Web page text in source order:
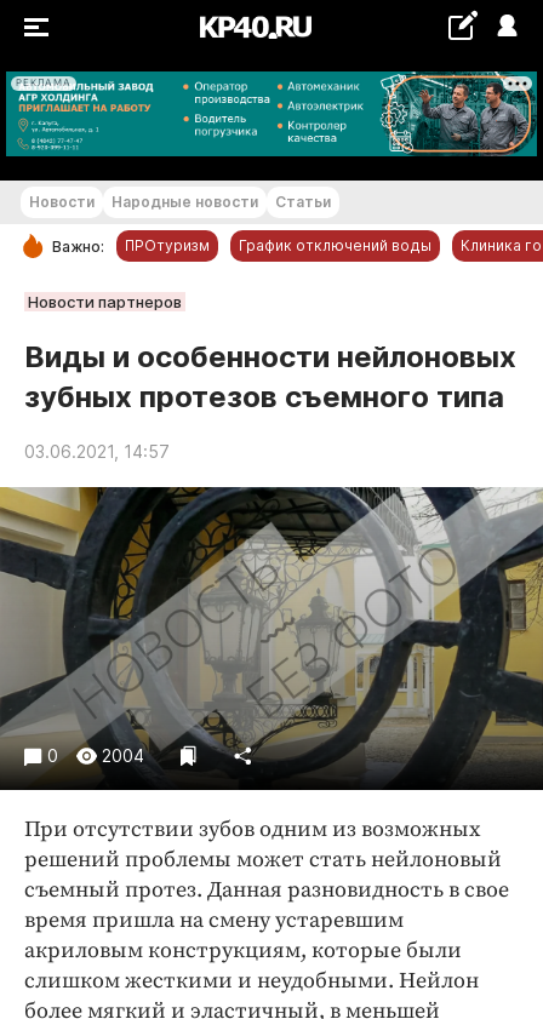
РЕКЛАМА
+22...+23 °С
РУБРИКИ
Новости компаний
Статьи
Народные новости
Авто и транспорт
Благоустройство
Криминал
Культура
Недвижимость и ЖКХ
Образование
Общество
Погода
Праздники
Спорт
Экономика и бизнес
ПРОЕКТЫ
Блоги
Новости Народные новости Статьи
Важно: ПРОтуризм График отключений воды Клиника
Новости партнеров
Виды и особенности нейлоновых
зубных протезов съемного типа
03.06.2021, 14:57
0 2004
При отсутствии зубов одним из возможных
решений проблемы может стать нейлоновый
съемный протез. Данная разновидность в свое
время пришла на смену устаревшим
акриловым конструкциям, которые были
слишком жесткими и неудобными. Нейлон
более мягкий и эластичный, в меньшей